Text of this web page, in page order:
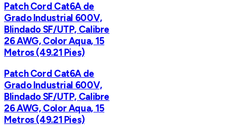
Patch Cord Cat6A de
Grado Industrial 600V,
Blindado SF/UTP, Calibre
26 AWG, Color Aqua, 15
Metros (49.21 Pies)
Patch Cord Cat6A de
Grado Industrial 600V,
Blindado SF/UTP, Calibre
26 AWG, Color Aqua, 15
Metros (49.21 Pies)